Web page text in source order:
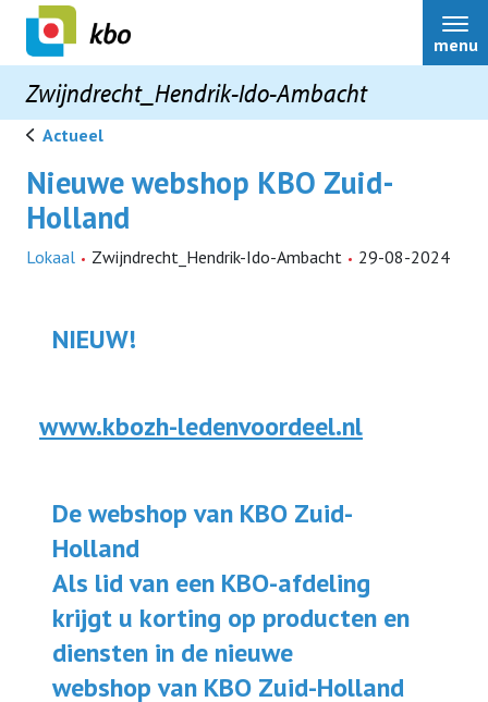
Zwijndrecht_Hendrik-Ido-Ambacht
menu
HOME
Nieuws
Bestuur
Over ons
Activiteiten
Terugblikken
Actueel
Nieuwe webshop KBO Zuid-
Holland
Lokaal Zwijndrecht_Hendrik-Ido-Ambacht 29-08-2024
NIEUW!
www.kbozh-ledenvoordeel.nl
De webshop van KBO Zuid-
Holland
Als lid van een KBO-afdeling
krijgt u korting op producten en
diensten in de nieuwe
webshop van KBO Zuid-Holland